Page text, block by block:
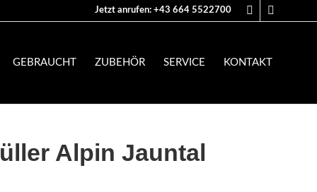
Jetzt anrufen: +43 664 5522700
GEBRAUCHT ZUBEHÖR SERVICE KONTAKT
Alpin Jauntal